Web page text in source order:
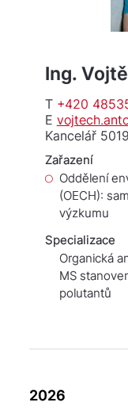
Ing.
T +420
E
Kancelář 5019
Zařazení
Oddělení
(OECH):
výzkumu
Specializace
Organická
MS
polutantů
2026